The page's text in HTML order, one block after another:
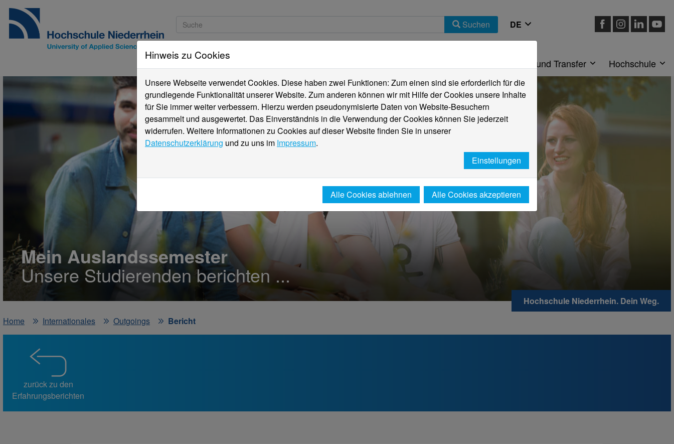
Suchen
Studieninteressierte Forschung und Transfer Hochschule
Mein Auslandssemester
Unsere Studierenden berichten ...
Hochschule Niederrhein. Dein Weg.
Home
Internationales Outgoings Bericht
zurück zu den
Erfahrungsberichten
Hinweis zu Cookies
Unsere Webseite verwendet Cookies. Diese haben zwei Funktionen: Zum einen sind sie erforderlich für die
grundlegende Funktionalität unserer Website. Zum anderen können wir mit Hilfe der Cookies unsere Inhalte
für Sie immer weiter verbessern. Hierzu werden pseudonymisierte Daten von Website-Besuchern
gesammelt und ausgewertet. Das Einverständnis in die Verwendung der Cookies können Sie jederzeit
widerrufen. Weitere Informationen zu Cookies auf dieser Website finden Sie in unserer
Datenschutzerklärung und zu uns im Impressum.
Einstellungen
Alle Cookies ablehnen Alle Cookies akzeptieren